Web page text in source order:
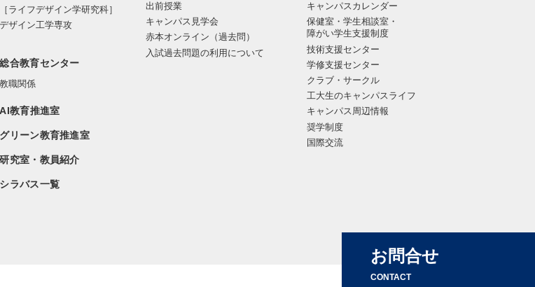
［ライフデザイン学研究科］
デザイン工学専攻
総合教育センター
教職関係
AI教育推進室
グリーン教育推進室
研究室・教員紹介
シラバス一覧
出前授業
キャンパス見学会
赤本オンライン（過去問）
入試過去問題の利用について
キャンパスカレンダー
保健室・学生相談室・
障がい学生支援制度
技術支援センター
学修支援センター
クラブ・サークル
工大生のキャンパスライフ
キャンパス周辺情報
奨学制度
国際交流
お問合せ
CONTACT